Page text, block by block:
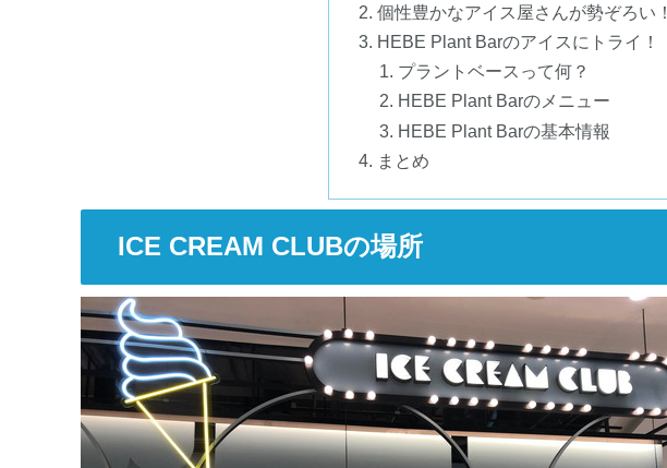
個性豊かなアイス屋さんが勢ぞろい！
HEBE Plant Barのアイスにトライ！
プラントベースって何？
HEBE Plant Barのメニュー
HEBE Plant Barの基本情報
まとめ
ICE CREAM CLUBの場所